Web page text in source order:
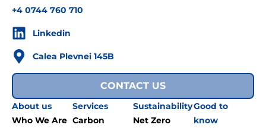
+4 0744 760 710
Linkedin
Calea Plevnei 145B
CONTACT US
About us
Who We Are
Services
Carbon
Sustainability
Net Zero
Good to
know